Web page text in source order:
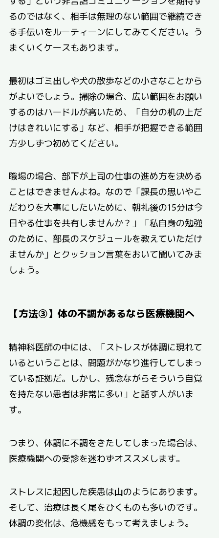
るのではなく、相手は無理のない範囲で継続でき
る手伝いをルーティーンにしてみてください。う
まくいくケースもあります。
最初はゴミ出しや犬の散歩などの小さなことから
がよいでしょう。掃除の場合、広い範囲をお願い
するのはハードルが高いため、「自分の机の上だ
けはきれいにする」など、相手が把握できる範囲
方少しずつ初めてください。
職場の場合、部下が上司の仕事の進め方を決める
ことはできませんよね。なので「課長の思いやこ
だわりを大事にしたいために、朝礼後の15分は今
日やる仕事を共有しませんか？」「私自身の勉強
のために、部長のスケジュールを教えていただけ
ませんか」とクッション言葉をおいて聞いてみま
しょう。
【方法③】体の不調があるなら医療機関へ
精神科医師の中には、「ストレスが体調に現れて
いるということは、問題がかなり進行してしまっ
ている証拠だ。しかし、残念ながらそういう自覚
を持たない患者は非常に多い」と話す人がいま
す。
つまり、体調に不調をきたしてしまった場合は、
医療機関への受診を迷わずオススメします。
ストレスに起因した疾患は山のようにあります。
そして、治療は長く尾をひくものも多いのです。
体調の変化は、危機感をもって考えましょう。